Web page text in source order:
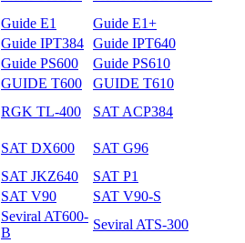
Guide E1
Guide E1+
Guide IPT384 Guide IPT640
Guide PS600
Guide PS610
GUIDE T600
GUIDE T610
RGK TL-400 SAT ACP384
SAT DX600
SAT G96
SAT JKZ640
SAT P1
SAT V90
SAT V90-S
Seviral AT600-
B
Seviral ATS-300